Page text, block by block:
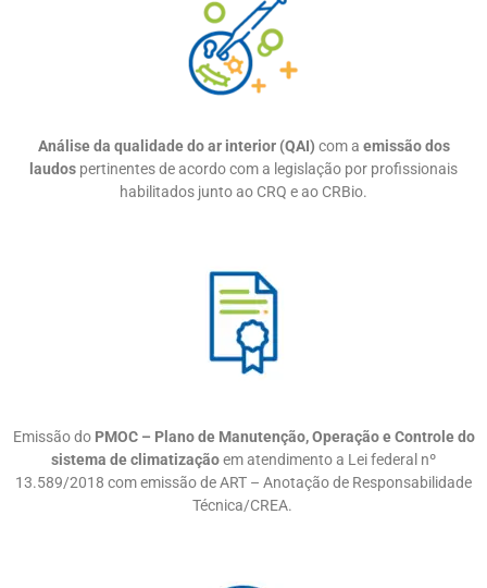
Análise da qualidade do ar interior (QAI) com a emissão dos
laudos pertinentes de acordo com a legislação por profissionais
habilitados junto ao CRQ e ao CRBio.
Emissão do PMOC – Plano de Manutenção, Operação e Controle do
sistema de climatizaçãoem atendimento a Lei federal nº
13.589/2018 com emissão de ART – Anotação de Responsabilidade
Técnica/CREA.